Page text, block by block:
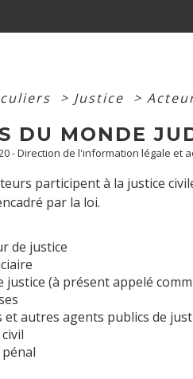
> Justice >
DU MONDE
- Direction de l'information légale et
participent à la justice
par la loi.
de justice
justice (à présent appelé
autres agents publics de